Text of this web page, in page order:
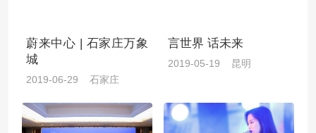
蔚来中心 | 石家庄万象
城
2019-06-29 石家庄
言世界 话未来
2019-05-19 昆明